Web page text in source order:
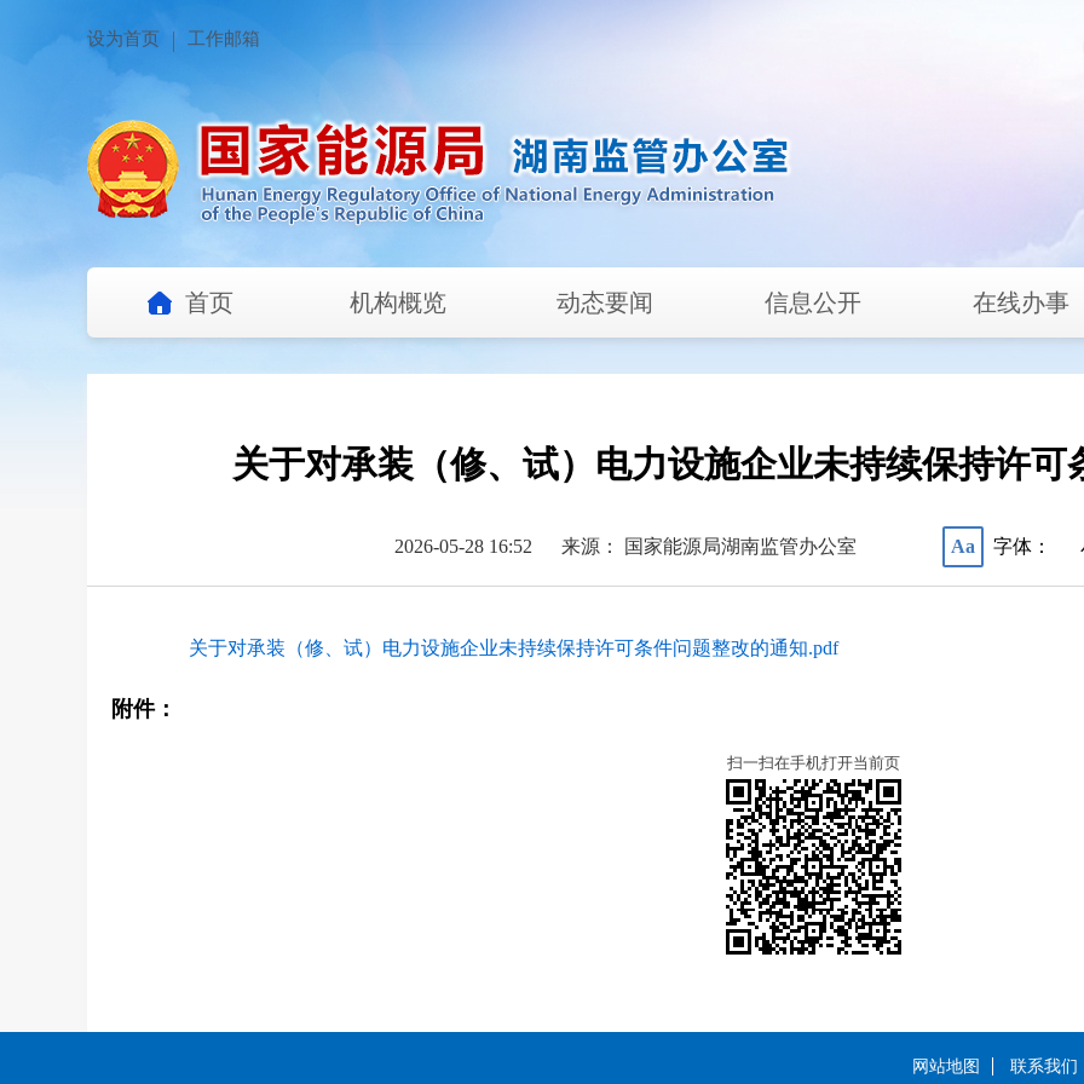
设为首页 工作邮箱
首页 机构概览 动态要闻 信息公开 在线办事
关于对承装（修、试）电力设施企业未持续保持许可
2026-05-28 16:52 来源： 国家能源局湖南监管办公室 Aa 字体：
关于对承装（修、试）电力设施企业未持续保持许可条件问题整改的通知.pdf
附件：
扫一扫在手机打开当前页
网站地图 联系我们